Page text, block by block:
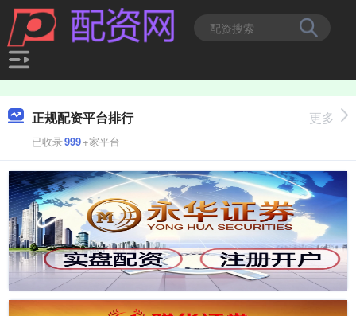
正规配资平台排行
已收录999+家平台
更多